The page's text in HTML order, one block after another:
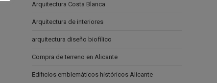
Arquitectura Costa Blanca
Arquitectura de interiores
arquitectura diseño biofílico
Compra de terreno en Alicante
Edificios emblemáticos históricos Alicante